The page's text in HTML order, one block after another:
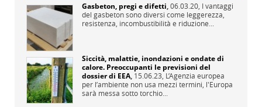
Gasbeton, pregi e difetti,06.03.20, I vantaggi
del gasbeton sono diversi come leggerezza,
resistenza, incombustibilità e riduzione...
Siccità, malattie, inondazioni e ondate di
calore. Preoccupanti le previsioni del
dossier di EEA, 15.06.23, L’Agenzia europea
per l’ambiente non usa mezzi termini, l'Europa
sarà messa sotto torchio...